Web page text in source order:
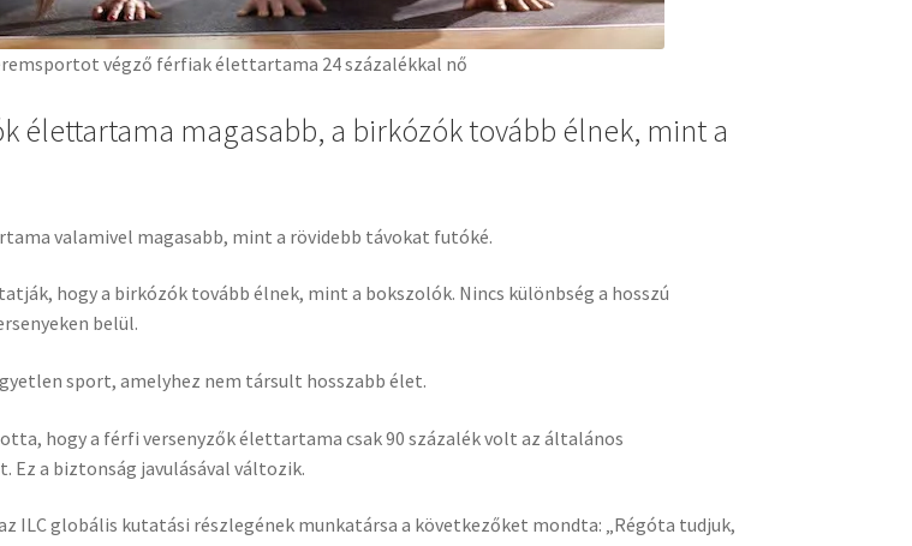
végző férfiak élettartama 24 százalékkal nő
élettartama magasabb, a birkózók tovább élnek, mint a
valamivel magasabb, mint a rövidebb távokat futóké.
hogy a birkózók tovább élnek, mint a bokszolók. Nincs különbség a hosszú
belül.
sport, amelyhez nem társult hosszabb élet.
hogy a férfi versenyzők élettartama csak 90 százalék volt az általános
Ez a biztonság javulásával változik.
ILC globális kutatási részlegének munkatársa a következőket mondta: „Régóta tudjuk,